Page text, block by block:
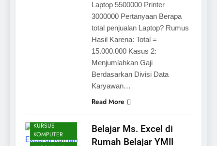
Laptop 5500000 Printer
3000000 Pertanyaan Berapa
total penjualan Laptop? Rumus
Hasil Karena: Total =
15.000.000 Kasus 2:
Menjumlahkan Gaji
Berdasarkan Divisi Data
Karyawan…
Read More
KURSUS
KOMPUTER
Belajar Ms. Excel di
Rumah Belajar YMII